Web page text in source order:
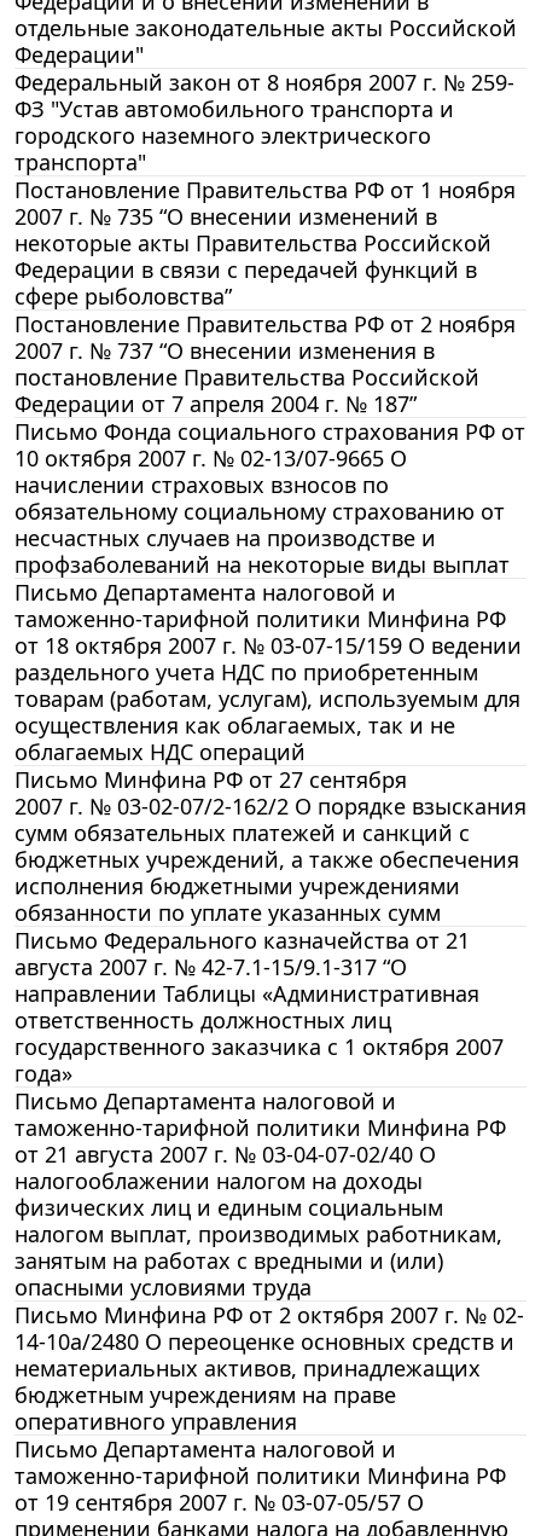
отдельные законодательные акты Российской
Федерации"
Федеральный закон от 8 ноября 2007 г. № 259-
ФЗ "Устав автомобильного транспорта и
городского наземного электрического
транспорта"
Постановление Правительства РФ от 1 ноября
2007 г. № 735 “О внесении изменений в
некоторые акты Правительства Российской
Федерации в связи с передачей функций в
сфере рыболовства”
Постановление Правительства РФ от 2 ноября
2007 г. № 737 “О внесении изменения в
постановление Правительства Российской
Федерации от 7 апреля 2004 г. № 187”
Письмо Фонда социального страхования РФ от
10 октября 2007 г. № 02-13/07-9665 О
начислении страховых взносов по
обязательному социальному страхованию от
несчастных случаев на производстве и
профзаболеваний на некоторые виды выплат
Письмо Департамента налоговой и
таможенно-тарифной политики Минфина РФ
от 18 октября 2007 г. № 03-07-15/159 О ведении
раздельного учета НДС по приобретенным
товарам (работам, услугам), используемым для
осуществления как облагаемых, так и не
облагаемых НДС операций
Письмо Минфина РФ от 27 сентября
2007 г. № 03-02-07/2-162/2 О порядке взыскания
сумм обязательных платежей и санкций с
бюджетных учреждений, а также обеспечения
исполнения бюджетными учреждениями
обязанности по уплате указанных сумм
Письмо Федерального казначейства от 21
августа 2007 г. № 42-7.1-15/9.1-317 “О
направлении Таблицы «Административная
ответственность должностных лиц
государственного заказчика с 1 октября 2007
года»
Письмо Департамента налоговой и
таможенно-тарифной политики Минфина РФ
от 21 августа 2007 г. № 03-04-07-02/40 О
налогооблажении налогом на доходы
физических лиц и единым социальным
налогом выплат, производимых работникам,
занятым на работах с вредными и (или)
опасными условиями труда
Письмо Минфина РФ от 2 октября 2007 г. № 02-
14-10а/2480 О переоценке основных средств и
нематериальных активов, принадлежащих
бюджетным учреждениям на праве
оперативного управления
Письмо Департамента налоговой и
таможенно-тарифной политики Минфина РФ
от 19 сентября 2007 г. № 03-07-05/57 О
применении банками налога на добавленную